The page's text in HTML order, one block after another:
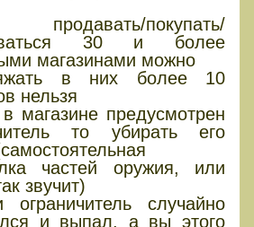
покупать/
30 и более
магазинами можно
в них более 10
нельзя
магазине предусмотрен
то убирать его
частей оружия, или
звучит)
случайно
и выпал, а вы этого